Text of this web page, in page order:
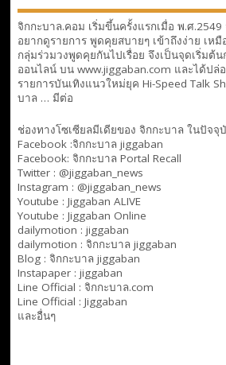
จิกกะบาล.คอม เริ่มขึ้นครั้งแรกเมื่อ พ.ศ
อยากดูรายการ พูดคุยสบายๆ เข้าถึงง่าย เห
กลุ่มร่วมวงพูดคุยกันไปเรื่อย จึงเป็นจุดเริ่มต้
ออนไลน์ บน www.jiggaban.com และได้ปล่
รายการบันเทิงแนวใหม่ยุค Hi-Speed Talk
บาล … มีต่อ
ช่องทางโซเซียลมีเดียของ จิกกะบาล ในปัจจุ
Facebook :จิกกะบาล jiggaban
Facebook: จิกกะบาล Portal Recall
Twitter : @jiggaban_news
Instagram : @jiggaban_news
Youtube : Jiggaban ALIVE
Youtube : Jiggaban Online
dailymotion : jiggaban
dailymotion : จิกกะบาล jiggaban
Blog : จิกกะบาล jiggaban
Instapaper : jiggaban
Line Official : จิกกะบาล.com
Line Official : Jiggaban
และอื่นๆ